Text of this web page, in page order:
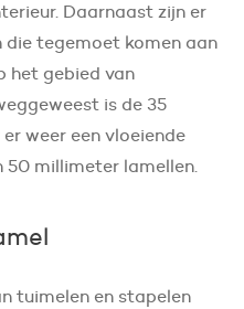
Daarnaast zijn er
die tegemoet komen aan
het gebied van
is de 35
weer een vloeiende
50 millimeter lamellen.
tuimelen en stapelen